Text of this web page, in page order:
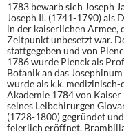
1783 bewarb sich Joseph
Joseph II. (1741-1790) als
in der kaiserlichen Armee,
Zeitpunkt unbesetzt war.
stattgegeben und von
1786 wurde Plenck als
Botanik an das
wurde als k.k.
Akademie 1784 von Kaiser
seines Leibchirurgen
(1728-1800) gegründet
feierlich eröffnet.